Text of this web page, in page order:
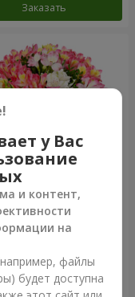
Заказать
для двоих!"
Заказать
у Вас
и контент,
на
файлы
будет доступна